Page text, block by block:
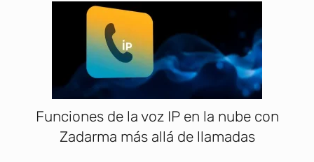
Funciones de la voz IP en la nube con
Zadarma más allá de llamadas